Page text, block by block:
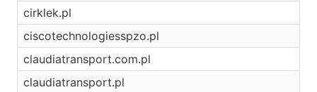
cirklek.pl
ciscotechnologiesspzo.pl
claudiatransport.com.pl
claudiatransport.pl